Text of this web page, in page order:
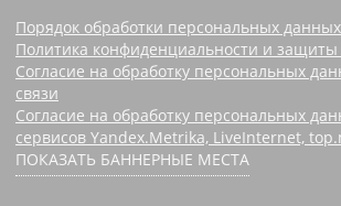
Порядок обработки персональных данных
Политика конфиденциальности и
Согласие на обработку персональных
связи
Согласие на обработку персональных
сервисов Yandex.Metrika, LiveInternet,
ПОКАЗАТЬ БАННЕРНЫЕ МЕСТА